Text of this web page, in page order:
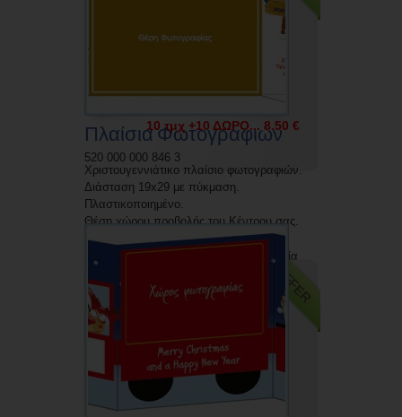
Πλαίσια Φωτογραφιών
Χριστουγεννιάτικο πλαίσιο φωτογραφιών.
Διάσταση 19x29 με πύκμαση.
Πλαστικοποιημένο.
Θέση χώρου προβολής του Κέντρου σας.
Δυνατότητα εκτύπωσης με την επωνυμία
10 τμχ +10 ΔΩΡΟ... 8.50 €
520 000 000 846 3
OFFER